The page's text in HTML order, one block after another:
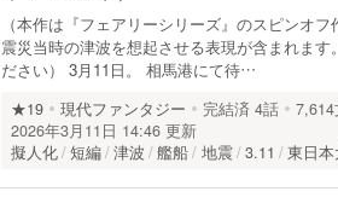
（本作は『フェアリーシリーズ』のスピンオ
震災当時の津波を想起させる表現が含まれます
ださい） 3月11日。 相馬港にて待…
★19 現代ファンタジー 完結済 4話
2026年3月11日 14:46 更新
擬人化 短編 津波 艦船 地震 3.11 東日本